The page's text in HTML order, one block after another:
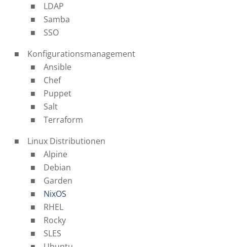
LDAP
Samba
SSO
Konfigurationsmanagement
Ansible
Chef
Puppet
Salt
Terraform
Linux Distributionen
Alpine
Debian
Garden
NixOS
RHEL
Rocky
SLES